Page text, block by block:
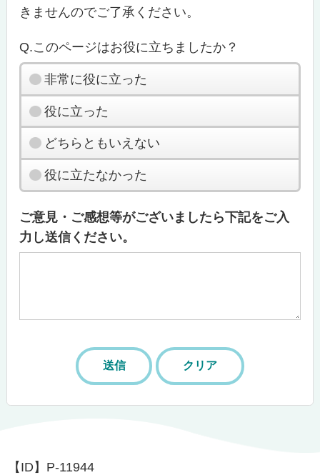
きませんのでご了承ください。
Q.このページはお役に立ちましたか？
非常に役に立った
役に立った
どちらともいえない
役に立たなかった
ご意見・ご感想等がございましたら下記をご入
力し送信ください。
【ID】 P-11944